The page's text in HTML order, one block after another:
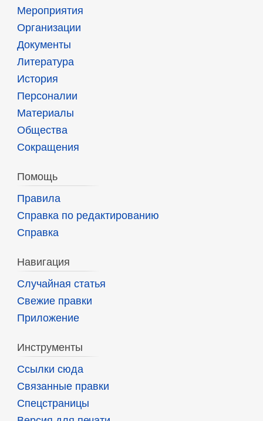
Мероприятия
Организации
Документы
Литература
История
Персоналии
Материалы
Общества
Сокращения
Помощь
Правила
Справка по редактированию
Справка
Навигация
Случайная статья
Свежие правки
Приложение
Инструменты
Ссылки сюда
Связанные правки
Спецстраницы